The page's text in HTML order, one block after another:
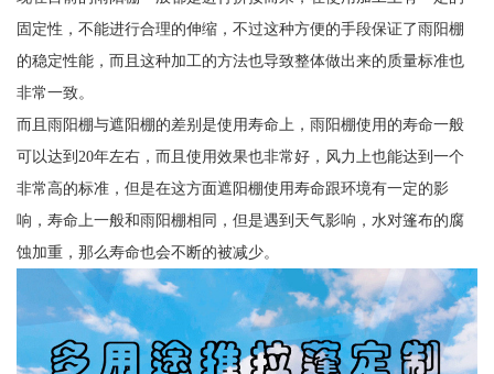
固定性，不能进行合理的伸缩，不过这种方便的手段保证了雨阳棚
的稳定性能，而且这种加工的方法也导致整体做出来的质量标准也
非常一致。
而且雨阳棚与遮阳棚的差别是使用寿命上，雨阳棚使用的寿命一般
可以达到20年左右，而且使用效果也非常好，风力上也能达到一个
非常高的标准，但是在这方面遮阳棚使用寿命跟环境有一定的影
响，寿命上一般和雨阳棚相同，但是遇到天气影响，水对篷布的腐
蚀加重，那么寿命也会不断的被减少。